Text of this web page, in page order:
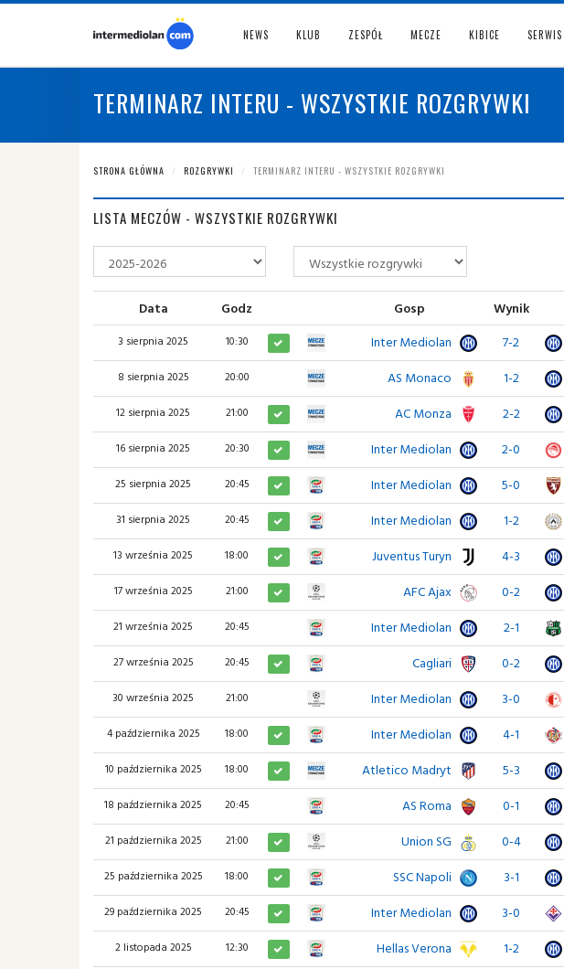
NEWS KLUB ZESPÓŁ MECZE KIBICE SERWIS
TERMINARZ INTERU - WSZYSTKIE ROZGRYWKI
STRONA GŁÓWNA ROZGRYWKI TERMINARZ INTERU - WSZYSTKIE ROZGRYWKI
LISTA MECZÓW - WSZYSTKIE ROZGRYWKI
Data Godz Gosp Wynik
3 sierpnia 2025 10:30 Inter Mediolan 7-2
8 sierpnia 2025 20:00 AS Monaco 1-2
12 sierpnia 2025 21:00 AC Monza 2-2
16 sierpnia 2025 20:30 Inter Mediolan 2-0
25 sierpnia 2025 20:45 Inter Mediolan 5-0
31 sierpnia 2025 20:45 Inter Mediolan 1-2
13 września 2025 18:00 Juventus Turyn 4-3
17 września 2025 21:00 AFC Ajax 0-2
21 września 2025 20:45 Inter Mediolan 2-1
27 września 2025 20:45 Cagliari 0-2
30 września 2025 21:00 Inter Mediolan 3-0
4 października 2025 18:00 Inter Mediolan 4-1
10 października 2025 18:00 Atletico Madryt 5-3
18 października 2025 20:45 AS Roma 0-1
21 października 2025 21:00 Union SG 0-4
25 października 2025 18:00 SSC Napoli 3-1
29 października 2025 20:45 Inter Mediolan 3-0
2 listopada 2025 12:30 Hellas Verona 1-2